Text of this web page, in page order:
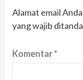
Alamat email
yang wajib
Komentar*